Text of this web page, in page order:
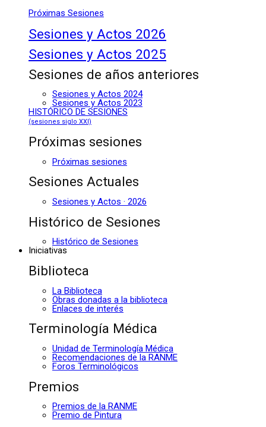
Próximas Sesiones
Sesiones y Actos 2026
Sesiones y Actos 2025
Sesiones de años anteriores
Sesiones y Actos 2024
Sesiones y Actos 2023
HISTÓRICO DE SESIONES
(sesiones siglo XXI)
Próximas sesiones
Próximas sesiones
Sesiones Actuales
Sesiones y Actos · 2026
Histórico de Sesiones
Histórico de Sesiones
Iniciativas
Biblioteca
La Biblioteca
Obras donadas a la biblioteca
Enlaces de interés
Terminología Médica
Unidad de Terminología Médica
Recomendaciones de la RANME
Foros Terminológicos
Premios
Premios de la RANME
Premio de Pintura